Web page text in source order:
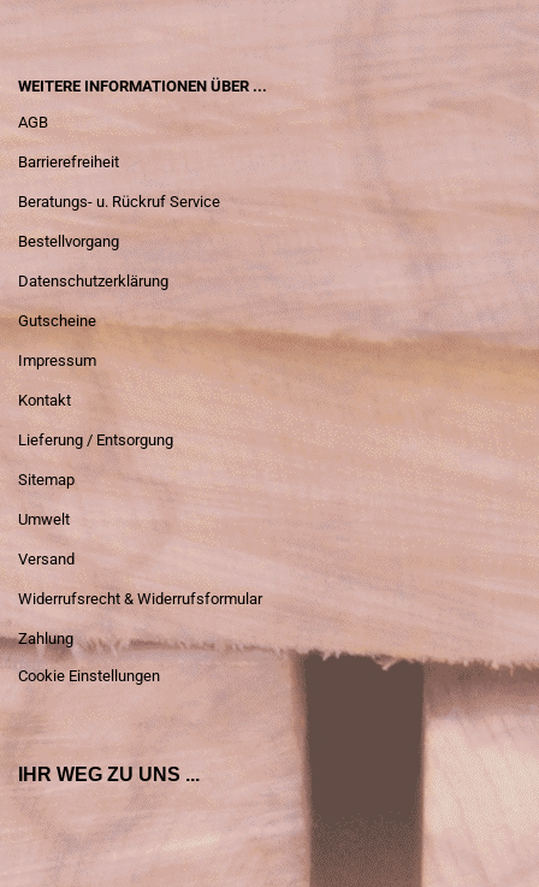
WEITERE INFORMATIONEN ÜBER ...
AGB
Barrierefreiheit
Beratungs- u. Rückruf Service
Bestellvorgang
Datenschutzerklärung
Gutscheine
Impressum
Kontakt
Lieferung / Entsorgung
Sitemap
Umwelt
Versand
Widerrufsrecht & Widerrufsformular
Zahlung
Cookie Einstellungen
IHR WEG ZU UNS ...